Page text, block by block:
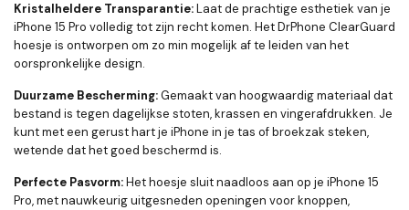
Kristalheldere Transparantie:Laat de prachtige esthetiek van je
iPhone 15 Pro volledig tot zijn recht komen. Het DrPhone ClearGuard
hoesje is ontworpen om zo min mogelijk af te leiden van het
oorspronkelijke design.
Duurzame Bescherming:Gemaakt van hoogwaardig materiaal dat
bestand is tegen dagelijkse stoten, krassen en vingerafdrukken. Je
kunt met een gerust hart je iPhone in je tas of broekzak steken,
wetende dat het goed beschermd is.
Perfecte Pasvorm:Het hoesje sluit naadloos aan op je iPhone 15
Pro, met nauwkeurig uitgesneden openingen voor knoppen,